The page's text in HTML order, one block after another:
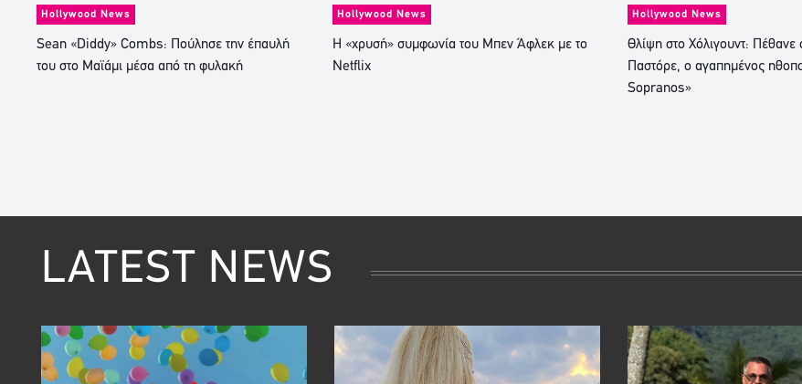
Hollywood News
Sean «Diddy» Combs: Πούλησε την έπαυλή
του στο Μαϊάμι μέσα από τη φυλακή
Hollywood News
Η «χρυσή» συμφωνία του Μπεν Άφλεκ με το
Netflix
Hollywood News
Θλίψη στο Χόλιγουντ: Πέθανε
Παστόρε, ο αγαπημένος
Sopranos»
LATEST NEWS